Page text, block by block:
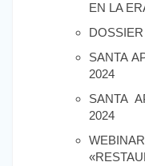
EN LA
SANTA
2024
SANTA
2024